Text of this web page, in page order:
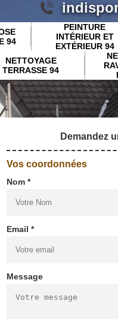
94
PEINTURE
INTÉRIEUR ET
EXTÉRIEUR 94
NETTOYAGE
TERRASSE 94
Demandez
Vos coordonnées
Nom *
Email *
Message